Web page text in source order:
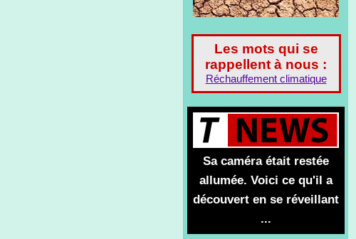
Les mots qui se
rappellent à nous :
Réchauffement climatique
Sa caméra était restée
allumée. Voici ce qu'il a
découvert en se réveillant
...